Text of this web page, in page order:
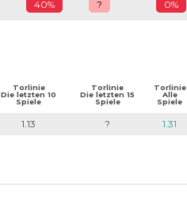
40% ? 0%
Torlinie
Die letzten 10
Spiele
Torlinie
Die letzten 15
Spiele
Torlinie
Alle
Spiele
1.13 ? 1.31